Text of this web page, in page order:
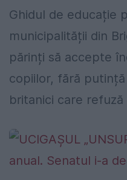
Ghidul de educație
municipalității din
părinți să accepte
copiilor, fără
britanici care refuză